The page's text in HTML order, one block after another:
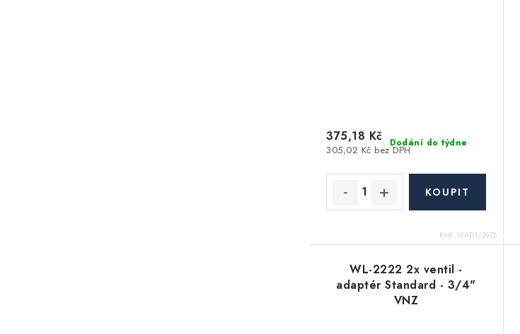
Dodání do týdne
305,02 Kč bez DPH
375,18 Kč
Kód:WAD1/2075
WL-2222 2x ventil -
adaptér Standard - 3/4"
VNZ